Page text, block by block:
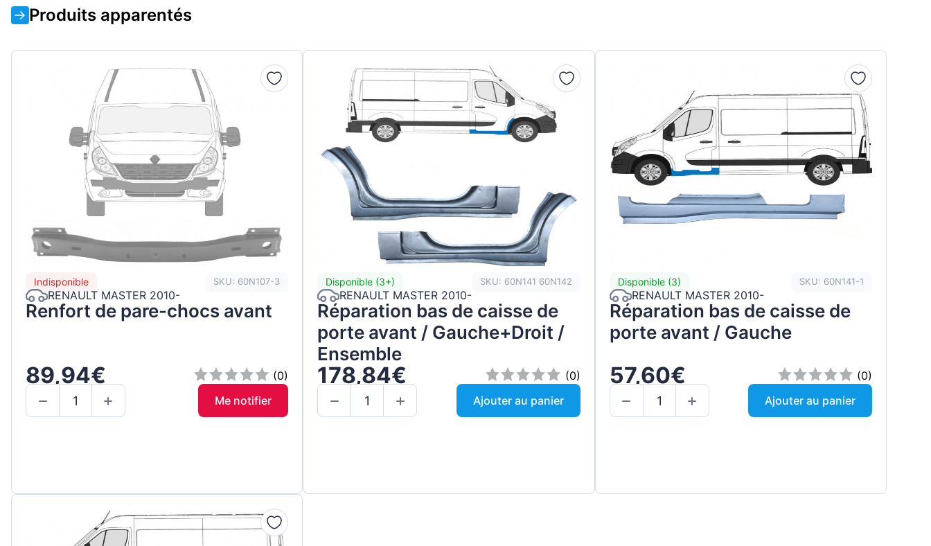
Produits apparentés
Indisponible SKU: 60N107-3
RENAULT MASTER 2010-
Renfort de pare-chocs avant
89,94€
(0)
Me notifier
Disponible (3+) SKU: 60N141 60N142
RENAULT MASTER 2010-
Réparation bas de caisse de
porte avant / Gauche+Droit /
Ensemble
178,84€
(0)
Ajouter au panier
Disponible (3) SKU: 60N141-1
RENAULT MASTER 2010-
Réparation bas de caisse de
porte avant / Gauche
57,60€
(0)
Ajouter au panier